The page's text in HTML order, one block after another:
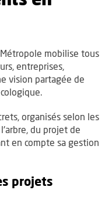
mobilise tous
entreprises,
vision partagée de
organisés selon les
du projet de
en compte sa gestion
projets